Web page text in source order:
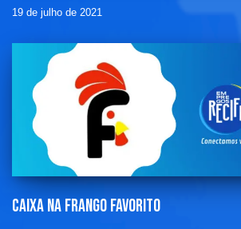
19 de julho de 2021
Caixa na frango favorito